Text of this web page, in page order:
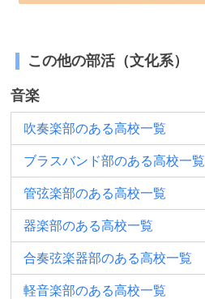
この他の部活（文化系）
音楽
吹奏楽部のある高校一覧
ブラスバンド部のある高校一覧
管弦楽部のある高校一覧
器楽部のある高校一覧
合奏弦楽器部のある高校一覧
軽音楽部のある高校一覧